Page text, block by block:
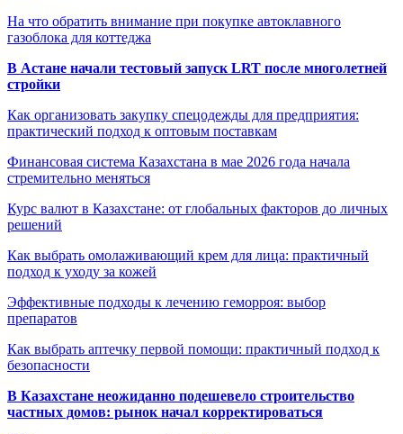
На что обратить внимание при покупке автоклавного
газоблока для коттеджа
В Астане начали тестовый запуск LRT после многолетней
стройки
Как организовать закупку спецодежды для предприятия:
практический подход к оптовым поставкам
Финансовая система Казахстана в мае 2026 года начала
стремительно меняться
Курс валют в Казахстане: от глобальных факторов до личных
решений
Как выбрать омолаживающий крем для лица: практичный
подход к уходу за кожей
Эффективные подходы к лечению геморроя: выбор
препаратов
Как выбрать аптечку первой помощи: практичный подход к
безопасности
В Казахстане неожиданно подешевело строительство
частных домов: рынок начал корректироваться